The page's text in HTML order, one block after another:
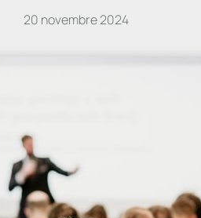
20 novembre 2024